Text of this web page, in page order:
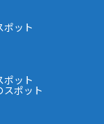
ポット
ポット
スポット